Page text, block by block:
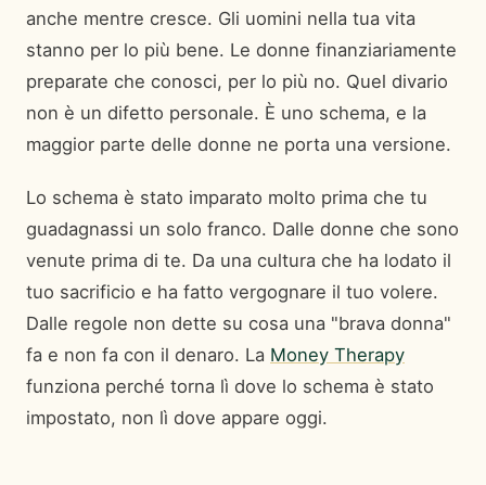
anche mentre cresce. Gli uomini nella tua vita
stanno per lo più bene. Le donne finanziariamente
preparate che conosci, per lo più no. Quel divario
non è un difetto personale. È uno schema, e la
maggior parte delle donne ne porta una versione.
Lo schema è stato imparato molto prima che tu
guadagnassi un solo franco. Dalle donne che sono
venute prima di te. Da una cultura che ha lodato il
tuo sacrificio e ha fatto vergognare il tuo volere.
Dalle regole non dette su cosa una "brava donna"
fa e non fa con il denaro. La Money Therapy
funziona perché torna lì dove lo schema è stato
impostato, non lì dove appare oggi.